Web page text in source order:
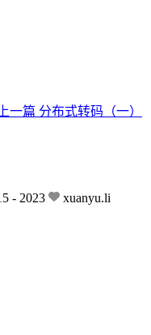
上一篇 分布式转码（一）
- 2023 xuanyu.li